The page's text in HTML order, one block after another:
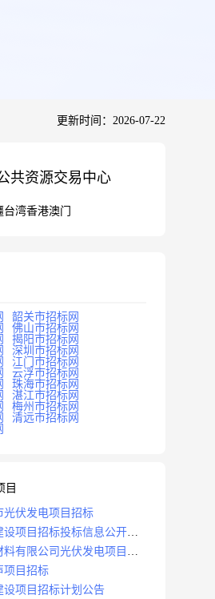
更新时间：2026-07-22
共资源交易中心
台湾香港澳门
韶关市招标网
佛山市招标网
揭阳市招标网
深圳市招标网
江门市招标网
云浮市招标网
珠海市招标网
湛江市招标网
梅州市招标网
清远市招标网
目
光伏发电项目招标
设项目招标投标信息公开目
料有限公司光伏发电项目招
项目招标
设项目招标计划公告